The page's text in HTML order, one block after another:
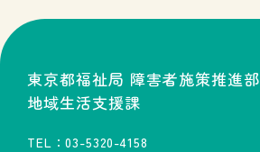
東京都福祉局 障害者施策推進部
地域生活支援課
TEL：03-5320-4158